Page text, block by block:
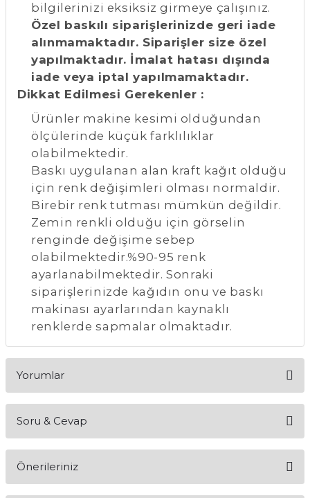
bilgilerinizi eksiksiz girmeye çalışınız.
Özel baskılı siparişlerinizde geri iade
alınmamaktadır. Siparişler size özel
yapılmaktadır. İmalat hatası dışında
iade veya iptal yapılmamaktadır.
Dikkat Edilmesi Gerekenler :
Ürünler makine kesimi olduğundan
ölçülerinde küçük farklılıklar
olabilmektedir.
Baskı uygulanan alan kraft kağıt olduğu
için renk değişimleri olması normaldir.
Birebir renk tutması mümkün değildir.
Zemin renkli olduğu için görselin
renginde değişime sebep
olabilmektedir.%90-95 renk
ayarlanabilmektedir. Sonraki
siparişlerinizde kağıdın onu ve baskı
makinası ayarlarından kaynaklı
renklerde sapmalar olmaktadır.
Yorumlar
Soru & Cevap
Önerileriniz